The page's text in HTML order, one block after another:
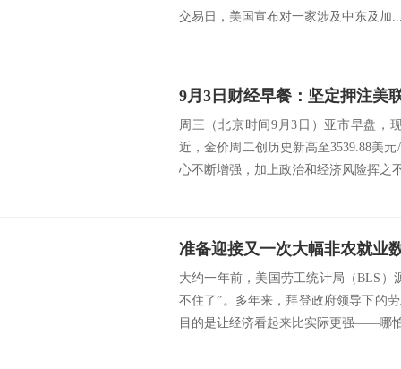
交易日，美国宣布对一家涉及中东及加
周三（北京时间9月3日）亚市早盘，
近，金价周二创历史新高至3539.88美
心不断增强，加上政治和经济风险挥之
大约一年前，美国劳工统计局（BLS）
不住了”。多年来，拜登政府领导下的
目的是让经济看起来比实际更强——哪